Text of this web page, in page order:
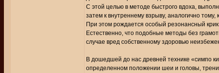
С этой целью в методе быстрого вдоха,
затем к внутреннему взрыву, аналогично
При этом рождается особый резонансный
Естественно, что подобные методы без
случае вред собственному здоровью
В дошедшей до нас древней технике «симпо
определенном положении шеи и головы,